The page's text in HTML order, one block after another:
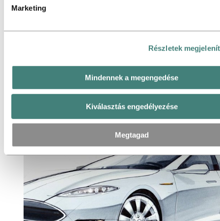
Marketing
Részletek
Mindennek a megengedése
Kiválasztás engedélyezése
Megtagad
A Boulevard Katwijk ismét alumíniumból
csillog
Fenntarthatóság